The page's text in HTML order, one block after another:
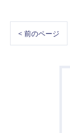
< 前のページ